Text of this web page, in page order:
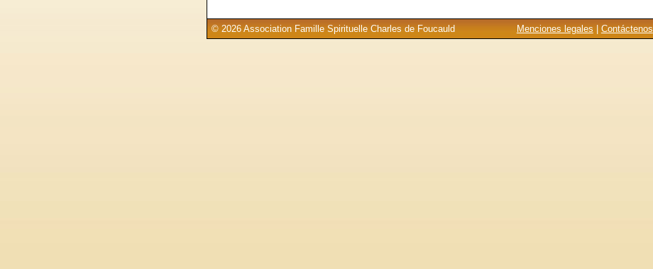
Menciones legales Contáctenos
© 2026 Association Famille Spirituelle Charles de Foucauld